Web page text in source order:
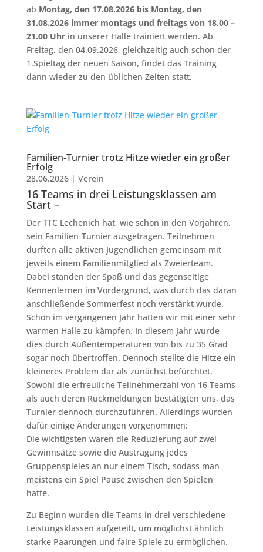
ab Montag, den 17.08.2026 bis Montag, den
31.08.2026 immer montags und freitags von 18.00 –
21.00 Uhrin unserer Halle trainiert werden. Ab
Freitag, den 04.09.2026, gleichzeitig auch schon der
1.Spieltag der neuen Saison, findet das Training
dann wieder zu den üblichen Zeiten statt.
Familien-Turnier trotz Hitze wieder ein großer
Erfolg
28.06.2026| Verein
16 Teams in drei Leistungsklassen am
Start –
Der TTC Lechenich hat, wie schon in den Vorjahren,
sein Familien-Turnier ausgetragen. Teilnehmen
durften alle aktiven Jugendlichen gemeinsam mit
jeweils einem Familienmitglied als Zweierteam.
Dabei standen der Spaß und das gegenseitige
Kennenlernen im Vordergrund, was durch das daran
anschließende Sommerfest noch verstärkt wurde.
Schon im vergangenen Jahr hatten wir mit einer sehr
warmen Halle zu kämpfen. In diesem Jahr wurde
dies durch Außentemperaturen von bis zu 35 Grad
sogar noch übertroffen. Dennoch stellte die Hitze ein
kleineres Problem dar als zunächst befürchtet.
Sowohl die erfreuliche Teilnehmerzahl von 16 Teams
als auch deren Rückmeldungen bestätigten uns, das
Turnier dennoch durchzuführen. Allerdings wurden
dafür einige Änderungen vorgenommen:
Die wichtigsten waren die Reduzierung auf zwei
Gewinnsätze sowie die Austragung jedes
Gruppenspieles an nur einem Tisch, sodass man
meistens ein Spiel Pause zwischen den Spielen
hatte.
Zu Beginn wurden die Teams in drei verschiedene
Leistungsklassen aufgeteilt, um möglichst ähnlich
starke Paarungen und faire Spiele zu ermöglichen.